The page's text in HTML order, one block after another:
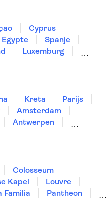
Cyprus
Egypte
Spanje
Luxemburg
Kreta
Parijs
Amsterdam
Antwerpen
Colosseum
Kapel
Louvre
Familia
Pantheon